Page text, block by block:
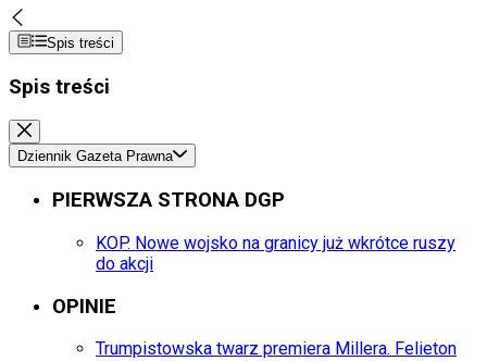
Spis treści
Spis treści
Dziennik Gazeta Prawna
PIERWSZA STRONA DGP
KOP. Nowe wojsko na granicy już wkrótce ruszy
do akcji
OPINIE
Trumpistowska twarz premiera Millera. Felieton